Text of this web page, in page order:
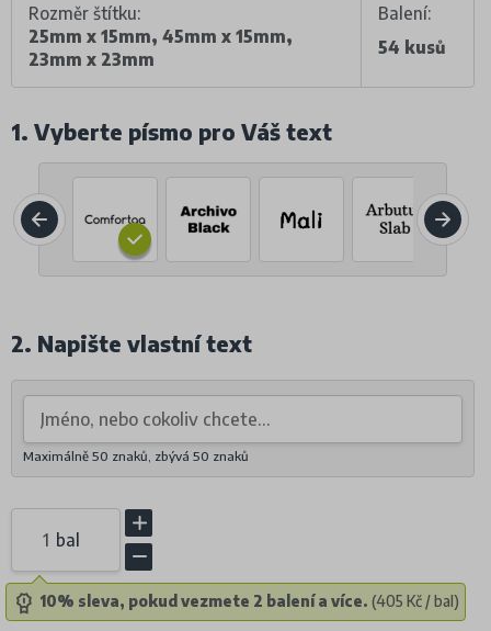
Rozměr štítku:
25mm x 15mm, 45mm x 15mm,
23mm x 23mm
Balení:
54 kusů
1. Vyberte písmo pro Váš text
2. Napište vlastní text
Maximálně 50 znaků, zbývá 50 znaků
bal
10% sleva, pokud vezmete 2 balení a více. (405 Kč / bal)